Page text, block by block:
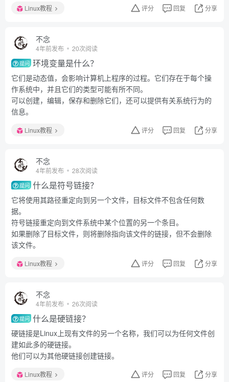
Linux教程 评分 回复 分享
不念
4年前发布 20次阅读
提问 环境变量是什么？
它们是动态值，会影响计算机上程序的过程。它们存在于每个操
作系统中，并且它们的类型可能有所不同。
可以创建，编辑，保存和删除它们，还可以提供有关系统行为的
信息。
Linux教程 评分 回复 分享
不念
4年前发布 28次阅读
提问 什么是符号链接？
它将使用其路径重定向到另一个文件，目标文件不包含任何数
据。
符号链接重定向到文件系统中某个位置的另一个条目。
如果删除了目标文件，则将删除指向该文件的链接，但不会删除
该文件。
Linux教程 评分 回复 分享
不念
4年前发布 26次阅读
提问 什么是硬链接？
硬链接是Linux上现有文件的另一个名称，我们可以为任何文件创
建如此多的硬链接。
他们可以为其他硬链接创建链接。
Linux教程 评分 回复 分享